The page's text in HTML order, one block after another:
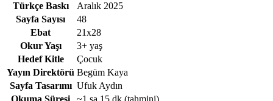
Türkçe Baskı
Aralık 2025
Sayfa Sayısı
48
Ebat
21x28
Okur Yaşı
3+ yaş
Hedef Kitle
Çocuk
Yayın Direktörü Begüm Kaya
Sayfa Tasarımı Ufuk Aydın